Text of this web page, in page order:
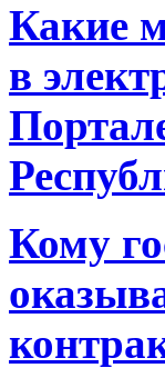
Какие
в
Кому